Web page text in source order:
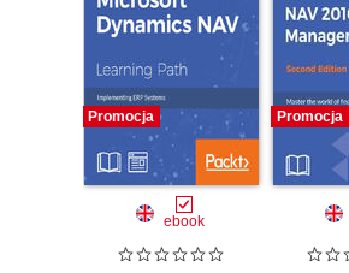
Promocja
ebook
Promocja